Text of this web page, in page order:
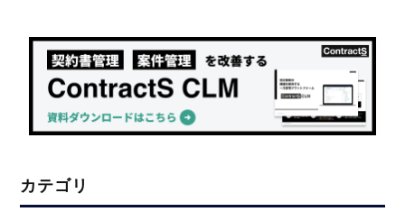
カテゴリ